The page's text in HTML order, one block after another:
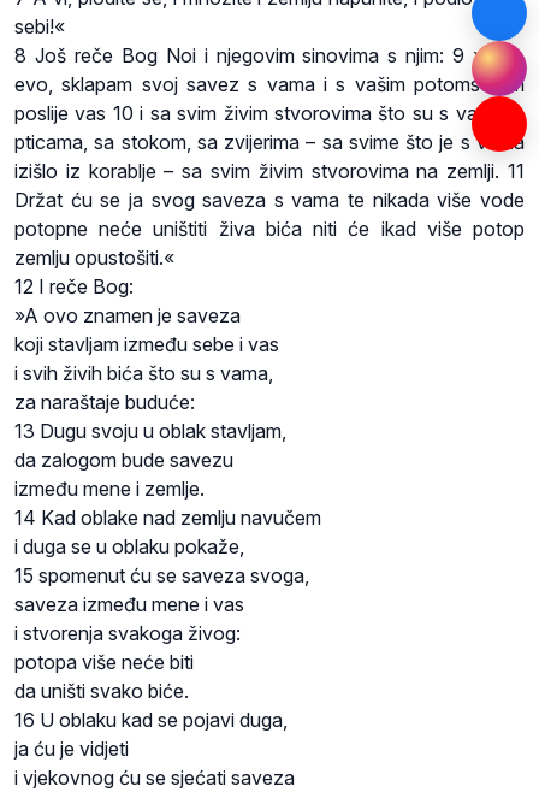
sebi!«
8 Još reče Bog Noi i njegovim sinovima s njim: 9 »A ja,
evo, sklapam svoj savez s vama i s vašim potomstvom
poslije vas 10 i sa svim živim stvorovima što su s vama: s
pticama, sa stokom, sa zvijerima – sa svime što je s vama
izišlo iz korablje – sa svim živim stvorovima na zemlji. 11
Držat ću se ja svog saveza s vama te nikada više vode
potopne neće uništiti živa bića niti će ikad više potop
zemlju opustošiti.«
12 I reče Bog:
»A ovo znamen je saveza
koji stavljam između sebe i vas
i svih živih bića što su s vama,
za naraštaje buduće:
13 Dugu svoju u oblak stavljam,
da zalogom bude savezu
između mene i zemlje.
14 Kad oblake nad zemlju navučem
i duga se u oblaku pokaže,
15 spomenut ću se saveza svoga,
saveza između mene i vas
i stvorenja svakoga živog:
potopa više neće biti
da uništi svako biće.
16 U oblaku kad se pojavi duga,
ja ću je vidjeti
i vjekovnog ću se sjećati saveza